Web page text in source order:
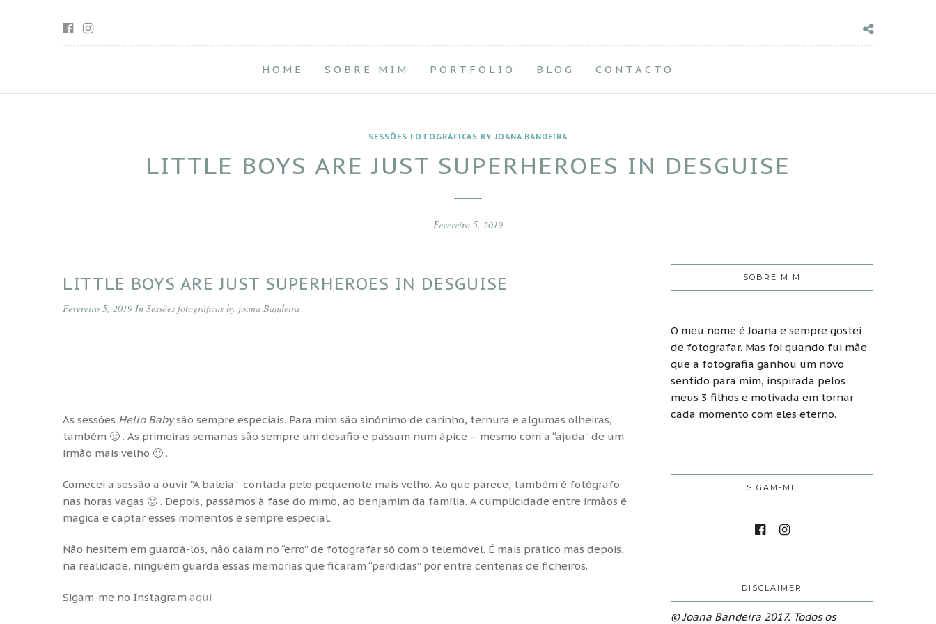
HOME SOBRE MIM PORTFOLIO BLOG CONTACTO
SESSÕES FOTOGRÁFICAS BY JOANA BANDEIRA
LITTLE BOYS ARE JUST SUPERHEROES IN DESGUISE
Fevereiro 5, 2019
LITTLE BOYS ARE JUST SUPERHEROES IN DESGUISE
Fevereiro 5, 2019 In Sessões fotográficas by joana Bandeira
As sessões Hello Babysão sempre especiais. Para mim são sinónimo de carinho, ternura e algumas olheiras,
também 🙂 . As primeiras semanas são sempre um desafio e passam num ápice – mesmo com a “ajuda” de um
irmão mais velho 🙂 .
Comecei a sessão a ouvir “A baleia” contada pelo pequenote mais velho. Ao que parece, também é fotógrafo
nas horas vagas 🙂 . Depois, passámos à fase do mimo, ao benjamim da família. A cumplicidade entre irmãos é
mágica e captar esses momentos é sempre especial.
Não hesitem em guardá-los, não caiam no “erro” de fotografar só com o telemóvel. É mais prático mas depois,
na realidade, ninguém guarda essas memórias que ficaram “perdidas” por entre centenas de ficheiros.
Sigam-me no Instagram aqui
SOBRE MIM
O meu nome é Joana e sempre gostei
de fotografar. Mas foi quando fui mãe
que a fotografia ganhou um novo
sentido para mim, inspirada pelos
meus 3 filhos e motivada em tornar
cada momento com eles eterno.
SIGAM-ME
DISCLAIMER
© Joana Bandeira 2017. Todos os